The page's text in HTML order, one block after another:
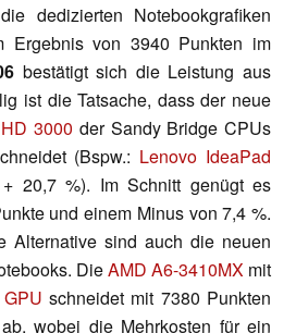
dedizierten Notebookgrafiken
Ergebnis von 3940 Punkten im
bestätigt sich die Leistung aus
ist die Tatsache, dass der neue
3000 der Sandy Bridge CPUs
(Bspw.: Lenovo IdeaPad
20,7 %). Im Schnitt genügt es
und einem Minus von 7,4 %.
Alternative sind auch die neuen
DieAMD A6-3410MX mit
schneidet mit 7380 Punkten
wobei die Mehrkosten für ein